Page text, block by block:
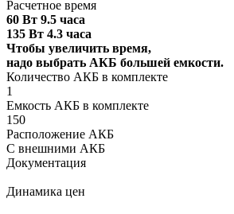
Расчетное время
60 Вт 9.5 часа
135 Вт 4.3 часа
Чтобы увеличить время,
надо выбрать АКБ большей емкости.
Количество АКБ в комплекте
1
Емкость АКБ в комплекте
150
Расположение АКБ
С внешними АКБ
Документация
Динамика цен